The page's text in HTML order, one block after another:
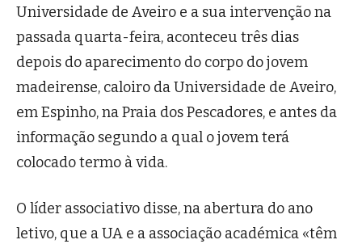
Universidade de Aveiro e a sua intervenção na
passada quarta-feira, aconteceu três dias
depois do aparecimento do corpo do jovem
madeirense, caloiro da Universidade de Aveiro,
em Espinho, na Praia dos Pescadores, e antes da
informação segundo a qual o jovem terá
colocado termo à vida.
O líder associativo disse, na abertura do ano
letivo, que a UA e a associação académica «têm